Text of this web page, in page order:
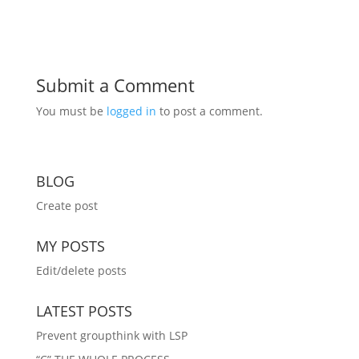
Submit a Comment
You must be logged in to post a comment.
BLOG
Create post
MY POSTS
Edit/delete posts
LATEST POSTS
Prevent groupthink with LSP